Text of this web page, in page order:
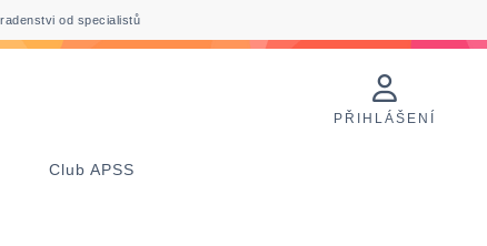
od specialistů
PŘIHLÁŠENÍ
Club APSS